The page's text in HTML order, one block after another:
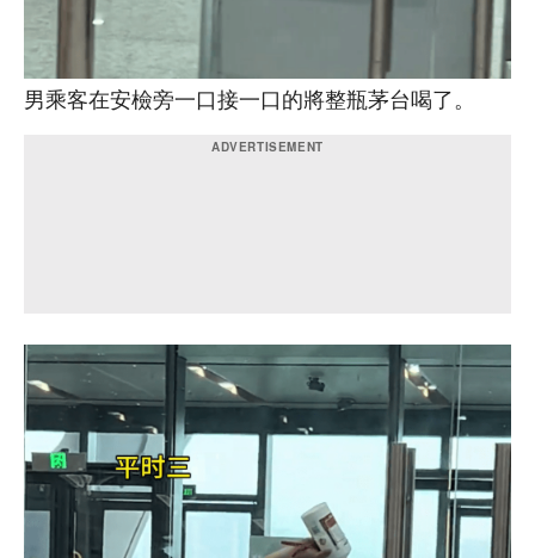
男乘客在安檢旁一口接一口的將整瓶茅台喝了。